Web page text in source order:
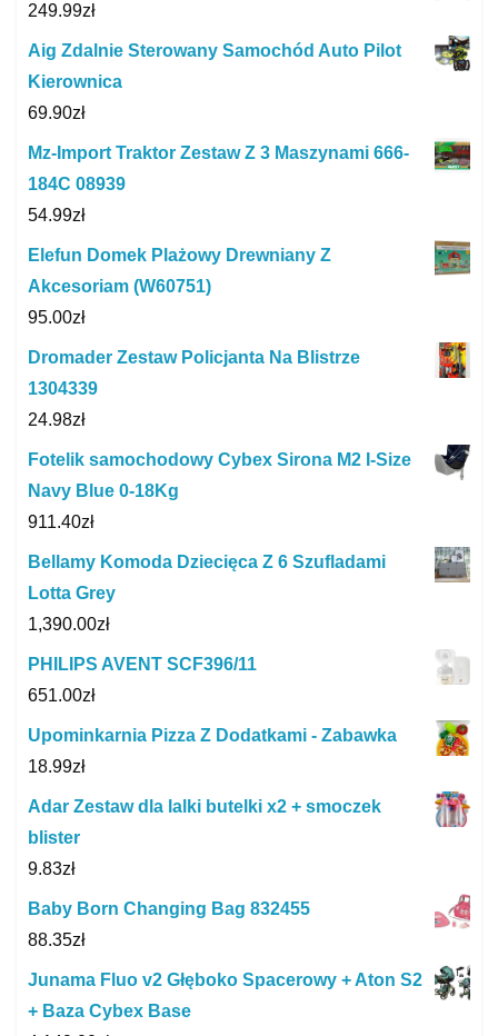
249.99zł
Aig Zdalnie Sterowany Samochód Auto Pilot
Kierownica
69.90zł
Mz-Import Traktor Zestaw Z 3 Maszynami 666-
184C 08939
54.99zł
Elefun Domek Plażowy Drewniany Z
Akcesoriam (W60751)
95.00zł
Dromader Zestaw Policjanta Na Blistrze
1304339
24.98zł
Fotelik samochodowy Cybex Sirona M2 I-Size
Navy Blue 0-18Kg
911.40zł
Bellamy Komoda Dziecięca Z 6 Szufladami
Lotta Grey
1,390.00zł
PHILIPS AVENT SCF396/11
651.00zł
Upominkarnia Pizza Z Dodatkami - Zabawka
18.99zł
Adar Zestaw dla lalki butelki x2 + smoczek
blister
9.83zł
Baby Born Changing Bag 832455
88.35zł
Junama Fluo v2 Głęboko Spacerowy + Aton S2
+ Baza Cybex Base